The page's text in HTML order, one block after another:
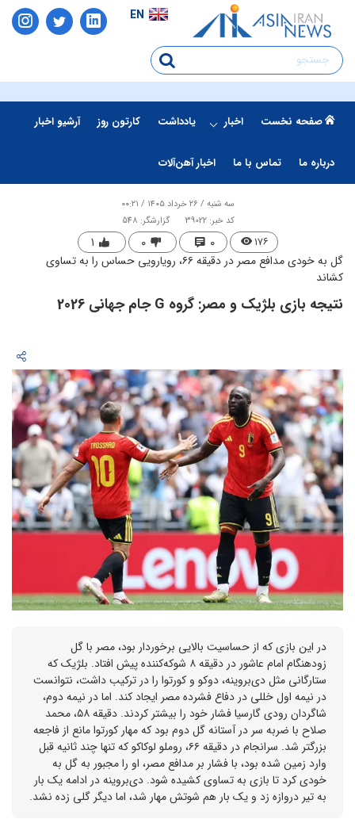
EN
صفحه نخست اخبار یادداشت کارتون روز آرشیو اخبار
درباره ما تماس با ما اخبار آهن‌آلات
سه شنبه / ۲۶ خرداد ۱۴۰۵ / ۰۰:۲۱
کد خبر: 39022
گزارشگر: 548
۱۷۶ ۰ ۰ ۱
گل به خودی مدافع مصر در دقیقه ۶۶، رویارویی حساس را به تساوی
کشاند
نتیجه بازی بلژیک و مصر: گروه G جام جهانی 2026
در این بازی که از حساسیت بالایی برخوردار بود، مصر با گل
زودهنگام امام عاشور در دقیقه ۸ شوکه‌کننده پیش افتاد. بلژیک که
ستارگانی مثل دی‌بروینه، دوکو و کورتوا را در ترکیب داشت، نتوانست
در نیمه اول خللی در دفاع فشرده مصر ایجاد کند. اما در نیمه دوم،
شاگردان رودی گارسیا فشار خود را بیشتر کردند. دقیقه ۵۸، محمد
صلاح با ضربه سر در آستانه گل دوم بود که مهار کورتوا مانع از فاجعه
بزرگتر شد. سرانجام در دقیقه ۶۶، روملو لوکاکو که تنها چند ثانیه قبل
وارد زمین شده بود، با فشار بر مدافع مصر، او را مجبور به گل به
خودی کرد تا بازی به تساوی کشیده شود. دی‌بروینه در ادامه یک بار
به تیر دروازه زد و یک بار هم شوتش مهار شد، اما دیگر گلی زده نشد.